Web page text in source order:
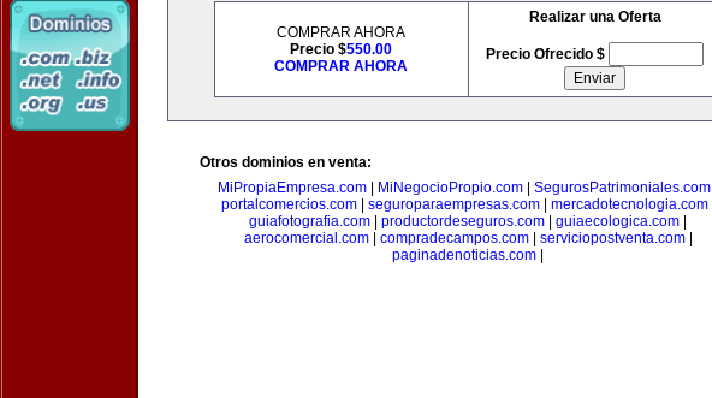
COMPRAR AHORA
Precio $550.00
COMPRAR AHORA
Realizar una Oferta
Precio Ofrecido $
Otros dominios en venta:
MiPropiaEmpresa.com
MiNegocioPropio.com SegurosPatrimoniales.com
portalcomercios.com| seguroparaempresas.com| mercadotecnologia.com|
guiafotografia.com
productordeseguros.com guiaecologica.com
aerocomercial.com| compradecampos.com| serviciopostventa.com|
paginadenoticias.com